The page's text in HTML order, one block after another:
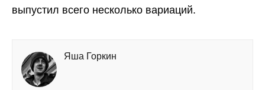
выпустил всего несколько вариаций.
Яша Горкин